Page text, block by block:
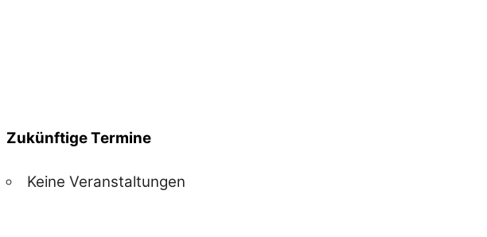
Zukünftige Termine
Keine Veranstaltungen